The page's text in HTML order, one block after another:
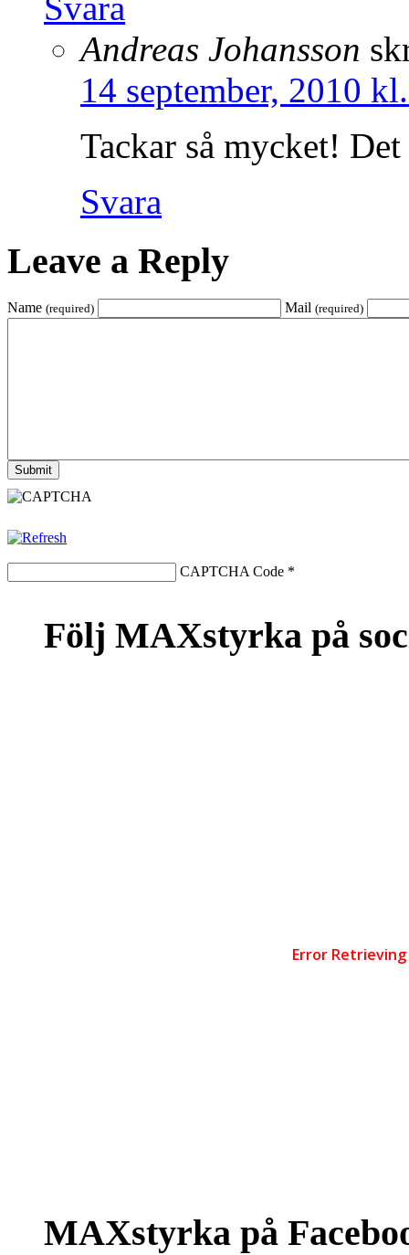
Andreas Johansson
14 september, 2010
Tackar så mycket!
Svara
Leave a Reply
Name (required) Mail (required)
CAPTCHA Code *
Följ MAXstyrka på
MAXstyrka på